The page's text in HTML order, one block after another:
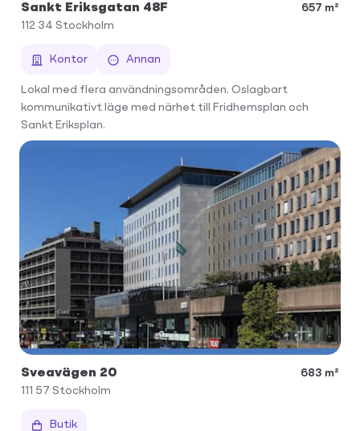
Sankt Eriksgatan 48F
657 m²
112 34 Stockholm
Kontor Annan
Lokal med flera användningsområden. Oslagbart
kommunikativt läge med närhet till Fridhemsplan och
Sankt Eriksplan.
Sveavägen 20
683 m²
111 57 Stockholm
Butik